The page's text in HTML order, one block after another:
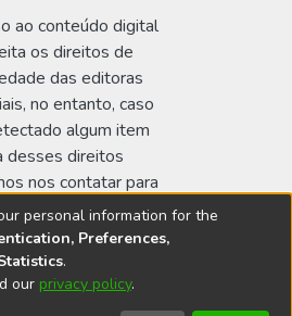
ao conteúdo digital
os direitos de
das editoras
no entanto, caso
algum item
desses direitos
nos contatar para
a regularização.
Arantes Ferraz
- Cidade Universitária - CEP:
personal information for the
Preferences,
.
our privacy policy.